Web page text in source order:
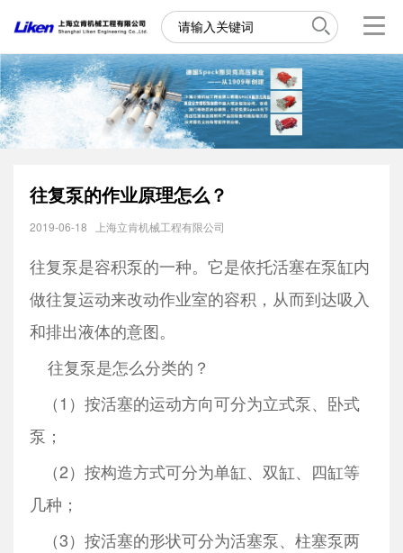
往复泵的作业原理怎么？
2019-06-18 上海立肯机械工程有限公司
往复泵是容积泵的一种。它是依托活塞在泵缸内
做往复运动来改动作业室的容积，从而到达吸入
和排出液体的意图。
往复泵是怎么分类的？
（1）按活塞的运动方向可分为立式泵、卧式
泵；
（2）按构造方式可分为单缸、双缸、四缸等
几种；
（3）按活塞的形状可分为活塞泵、柱塞泵两